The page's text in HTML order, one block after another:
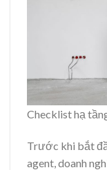
Checklist hạ
Trước khi bắt
agent, doanh